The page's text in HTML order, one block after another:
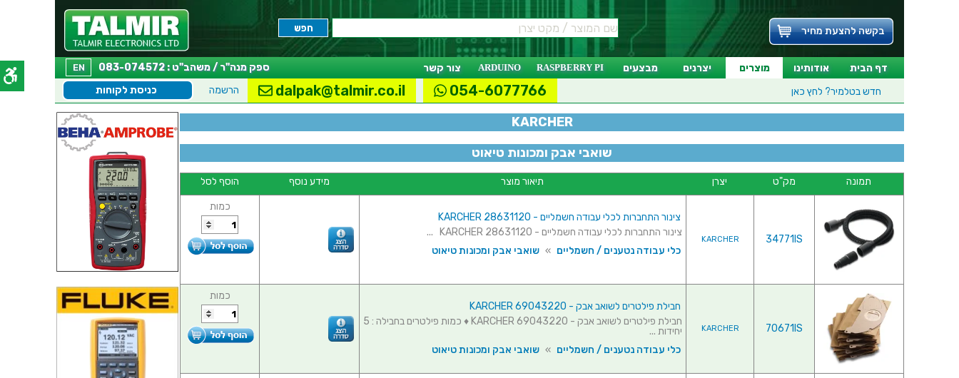
בקשה להצעת מחיר
דף הבית אודותינו מוצרים יצרנים מבצעים RASPBERRY PI
ARDUINO צור קשר EN
ספק מנה"ר / משהב"ט : 083-074572
חדש בטלמיר? לחץ כאן כניסת לקוחות הרשמה dalpak@talmir.co.il 054-6077766
KARCHER
שואבי אבק ומכונות טיאוט
תמונה מק"ט יצרן תיאור מוצר מידע נוסף הוסף לסל
34771IS
KARCHER
צינור התחברות לכלי עבודה חשמליים - KARCHER 28631120
צינור התחברות לכלי עבודה חשמליים - KARCHER 28631120 ...
כלי עבודה נטענים / חשמליים » שואבי אבק ומכונות טיאוט
כמות
70671IS
KARCHER
חבילת פילטרים לשואב אבק - KARCHER 69043220
חבילת פילטרים לשואב אבק - KARCHER 69043220 ♦ כמות פילטרים בחבילה : 5
יחידות ...
כלי עבודה נטענים / חשמליים » שואבי אבק ומכונות טיאוט
כמות